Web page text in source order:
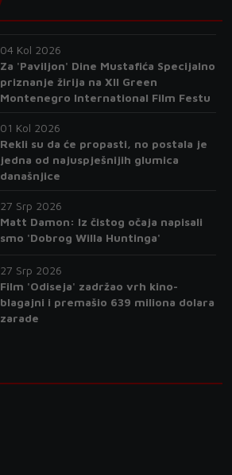
04 Kol 2026
Za 'Paviljon' Dine Mustafića Specijalno
priznanje žirija na XII Green
Montenegro International Film Festu
01 Kol 2026
Rekli su da će propasti, no postala je
jedna od najuspješnijih glumica
današnjice
27 Srp 2026
Matt Damon: Iz čistog očaja napisali
smo 'Dobrog Willa Huntinga'
27 Srp 2026
Film 'Odiseja' zadržao vrh kino-
blagajni i premašio 639 miliona dolara
zarade